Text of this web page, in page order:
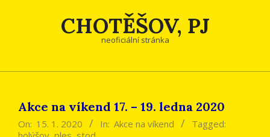
CHOTĚŠOV, PJ
neoficiální stránka
Akce na víkend 17. – 19. ledna 2020
On: 15. 1. 2020 In: Akce na víkend
Tagged: